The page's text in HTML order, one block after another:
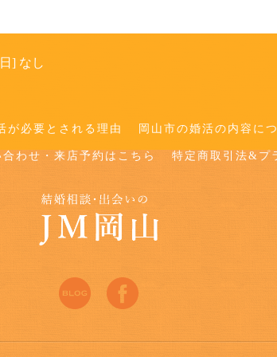
] なし
が必要とされる理由 岡山市の婚活の内容に
合わせ・来店予約はこちら 特定商取引法&プ